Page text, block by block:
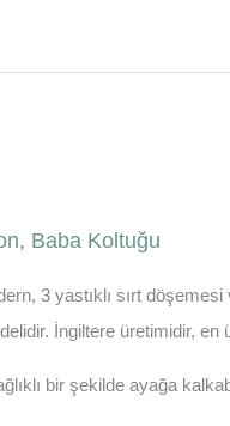
Baba Koltuğu
3 yastıklı sırt
İngiltere üretimidir,
bir şekilde ayağa